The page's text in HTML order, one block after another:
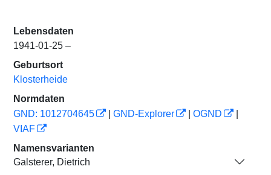
Lebensdaten
1941-01-25 –
Geburtsort
Klosterheide
Normdaten
GND: 1012704645
GND-Explorer OGND
VIAF
Namensvarianten
Galsterer, Dietrich